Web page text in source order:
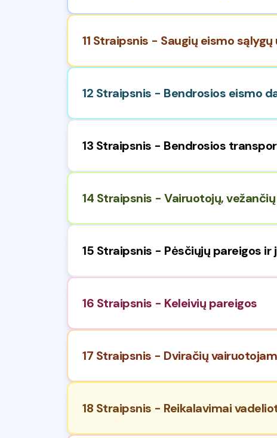
11 Straipsnis - Saugių eismo
12 Straipsnis - Bendrosios eismo
13 Straipsnis - Bendrosios
14 Straipsnis - Vairuotojų,
15 Straipsnis - Pėsčiųjų pareigos
16 Straipsnis - Keleivių pareigos
17 Straipsnis - Dviračių
18 Straipsnis - Reikalavimai